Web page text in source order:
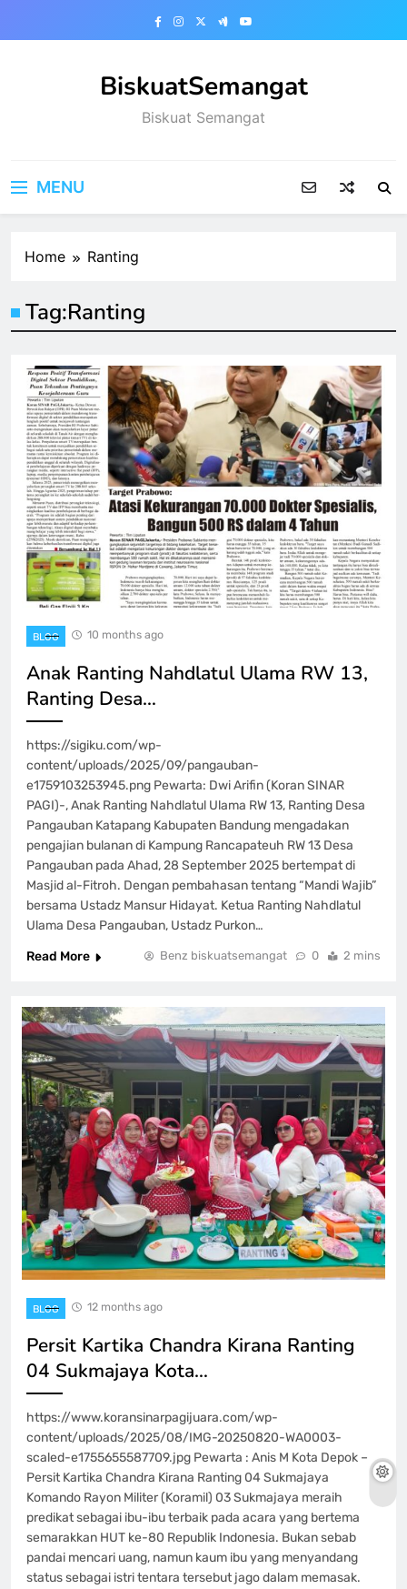
BiskuatSemangat
Biskuat Semangat
MENU
Home Ranting
Tag:Ranting
BLOG 10 months ago
Anak Ranting Nahdlatul Ulama RW 13,
Ranting Desa…
https://sigiku.com/wp-
content/uploads/2025/09/pangauban-
e1759103253945.png Pewarta: Dwi Arifin (Koran SINAR
PAGI)-, Anak Ranting Nahdlatul Ulama RW 13, Ranting Desa
Pangauban Katapang Kabupaten Bandung mengadakan
pengajian bulanan di Kampung Rancapateuh RW 13 Desa
Pangauban pada Ahad, 28 September 2025 bertempat di
Masjid al-Fitroh. Dengan pembahasan tentang “Mandi Wajib”
bersama Ustadz Mansur Hidayat. Ketua Ranting Nahdlatul
Ulama Desa Pangauban, Ustadz Purkon…
Read More
Benz biskuatsemangat 0 2 mins
BLOG 12 months ago
Persit Kartika Chandra Kirana Ranting
04 Sukmajaya Kota…
https://www.koransinarpagijuara.com/wp-
content/uploads/2025/08/IMG-20250820-WA0003-
scaled-e1755655587709.jpg Pewarta : Anis M Kota Depok –
Persit Kartika Chandra Kirana Ranting 04 Sukmajaya
Komando Rayon Militer (Koramil) 03 Sukmajaya meraih
predikat sebagai ibu-ibu terbaik pada acara yang bertema
semarakkan HUT ke-80 Republik Indonesia. Bukan sebab
pandai mencari uang, namun kaum ibu yang menyandang
status sebagai istri tentara tersebut jago dalam memasak.